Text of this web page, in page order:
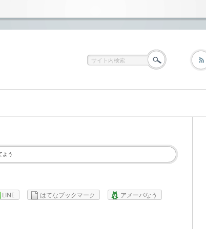
よう
LINE はてなブックマーク アメーバなう